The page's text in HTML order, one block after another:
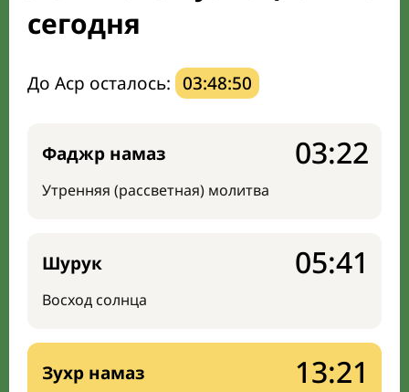
сегодня
До Аср осталось: 03:48:49
Фаджр намаз
Утренняя (рассветная) молитва
03:22
Шурук
Восход солнца
05:41
Зухр намаз 13:21